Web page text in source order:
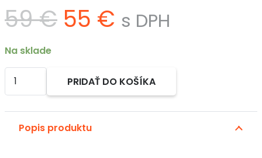
59€ Pôvodná
cena
55 € Aktuálna
cena
s DPH
Na sklade
množstvo
Poľovnícky
na
zbraň
PRIDAŤ DO KOŠÍKA
Alternative:
Popis produktu